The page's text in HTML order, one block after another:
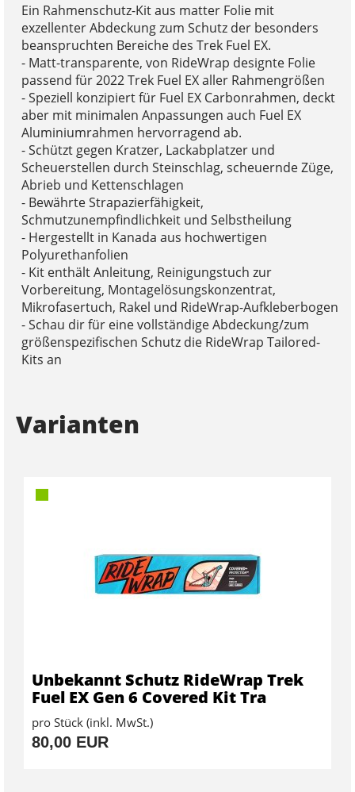
Ein Rahmenschutz-Kit aus matter Folie mit
exzellenter Abdeckung zum Schutz der besonders
beanspruchten Bereiche des Trek Fuel EX.
- Matt-transparente, von RideWrap designte Folie
passend für 2022 Trek Fuel EX aller Rahmengrößen
- Speziell konzipiert für Fuel EX Carbonrahmen, deckt
aber mit minimalen Anpassungen auch Fuel EX
Aluminiumrahmen hervorragend ab.
- Schützt gegen Kratzer, Lackabplatzer und
Scheuerstellen durch Steinschlag, scheuernde Züge,
Abrieb und Kettenschlagen
- Bewährte Strapazierfähigkeit,
Schmutzunempfindlichkeit und Selbstheilung
- Hergestellt in Kanada aus hochwertigen
Polyurethanfolien
- Kit enthält Anleitung, Reinigungstuch zur
Vorbereitung, Montagelösungskonzentrat,
Mikrofasertuch, Rakel und RideWrap-Aufkleberbogen
- Schau dir für eine vollständige Abdeckung/zum
größenspezifischen Schutz die RideWrap Tailored-
Kits an
Varianten
Unbekannt Schutz RideWrap Trek
Fuel EX Gen 6 Covered Kit Tra
pro Stück (inkl. MwSt.)
80,00 EUR